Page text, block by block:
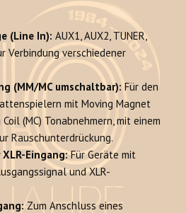
(Line In): AUX1, AUX2, TUNER,
Verbindung verschiedener
(MM/MC umschaltbar): Für den
mit Moving Magnet
(MC) Tonabnehmern, mit einem
Rauschunterdrückung.
Eingang:Für Geräte mit
und XLR-
Zum Anschluss eines